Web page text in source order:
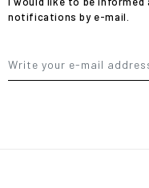
notifications by e-mail.